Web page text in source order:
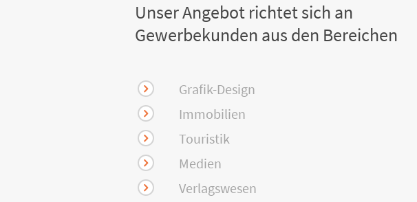
Unser Angebot richtet sich an
Gewerbekunden aus den Bereichen
Grafik-Design
Immobilien
Touristik
Medien
Verlagswesen